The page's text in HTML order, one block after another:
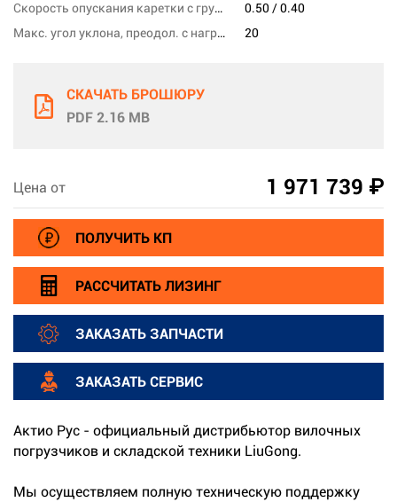
Скорость опускания каретки с грузом/без груза,м/сек
0.50 / 0.40
Макс. угол уклона, преодол. с нагрузкой, %
20
СКАЧАТЬ БРОШЮРУ
PDF 2.16 MB
Цена от 1 971 739 ₽
ПОЛУЧИТЬ КП
РАССЧИТАТЬ ЛИЗИНГ
ЗАКАЗАТЬ ЗАПЧАСТИ
ЗАКАЗАТЬ СЕРВИС
Актио Рус - официальный дистрибьютор вилочных
погрузчиков и складской техники LiuGong.
Мы осуществляем полную техническую поддержку